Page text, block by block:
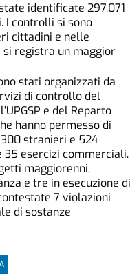
identificate 297.071
I controlli si sono
cittadini e nelle
registra un maggior
stati organizzati da
di controllo del
e del Reparto
hanno permesso di
stranieri e 524
35 esercizi commerciali.
maggiorenni,
e tre in esecuzione di
7 violazioni
di sostanze